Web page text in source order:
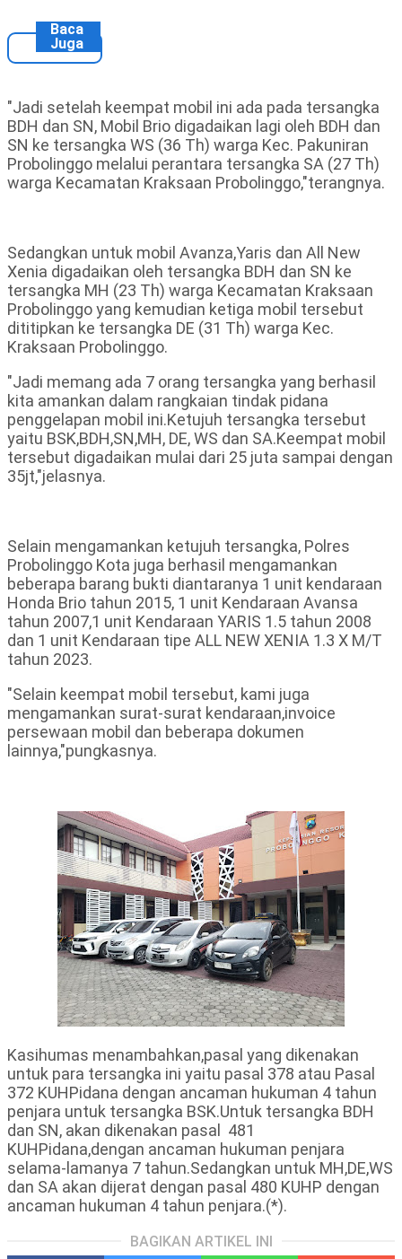
Baca
Juga
"Jadi setelah keempat mobil ini ada pada tersangka
BDH dan SN, Mobil Brio digadaikan lagi oleh BDH dan
SN ke tersangka WS (36 Th) warga Kec. Pakuniran
Probolinggo melalui perantara tersangka SA (27 Th)
warga Kecamatan Kraksaan Probolinggo,"terangnya.
Sedangkan untuk mobil Avanza,Yaris dan All New
Xenia digadaikan oleh tersangka BDH dan SN ke
tersangka MH (23 Th) warga Kecamatan Kraksaan
Probolinggo yang kemudian ketiga mobil tersebut
dititipkan ke tersangka DE (31 Th) warga Kec.
Kraksaan Probolinggo.
"Jadi memang ada 7 orang tersangka yang berhasil
kita amankan dalam rangkaian tindak pidana
penggelapan mobil ini.Ketujuh tersangka tersebut
yaitu BSK,BDH,SN,MH, DE, WS dan SA.Keempat mobil
tersebut digadaikan mulai dari 25 juta sampai dengan
35jt,"jelasnya.
Selain mengamankan ketujuh tersangka, Polres
Probolinggo Kota juga berhasil mengamankan
beberapa barang bukti diantaranya 1 unit kendaraan
Honda Brio tahun 2015, 1 unit Kendaraan Avansa
tahun 2007,1 unit Kendaraan YARIS 1.5 tahun 2008
dan 1 unit Kendaraan tipe ALL NEW XENIA 1.3 X M/T
tahun 2023.
"Selain keempat mobil tersebut, kami juga
mengamankan surat-surat kendaraan,invoice
persewaan mobil dan beberapa dokumen
lainnya,"pungkasnya.
Kasihumas menambahkan,pasal yang dikenakan
untuk para tersangka ini yaitu pasal 378 atau Pasal
372 KUHPidana dengan ancaman hukuman 4 tahun
penjara untuk tersangka BSK.Untuk tersangka BDH
dan SN, akan dikenakan pasal 481
KUHPidana,dengan ancaman hukuman penjara
selama-lamanya 7 tahun.Sedangkan untuk MH,DE,WS
dan SA akan dijerat dengan pasal 480 KUHP dengan
ancaman hukuman 4 tahun penjara.(*).
BAGIKAN ARTIKEL INI